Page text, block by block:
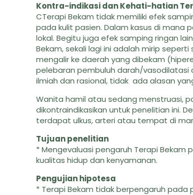
Kontra-indikasi dan Kehati-hatian
CTerapi Bekam tidak memiliki efek
pada kulit pasien. Dalam kasus di mana
lokal. Begitu juga efek samping ringan
Bekam, sekali lagi ini adalah mirip
mengalir ke daerah yang dibekam
pelebaran pembuluh darah/vasodilatasi
ilmiah dan rasional, tidak ada alasan
Wanita hamil atau sedang menstruasi,
dikontraindikasikan untuk penelitian ini.
terdapat ulkus, arteri atau tempat di
Tujuan penelitian
* Mengevaluasi pengaruh Terapi Bekam
kualitas hidup dan kenyamanan.
Pengujian hipotesa
* Terapi Bekam tidak berpengaruh pada